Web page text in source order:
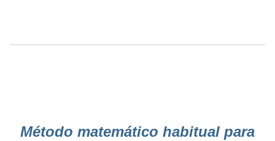
Método matemático habitual para